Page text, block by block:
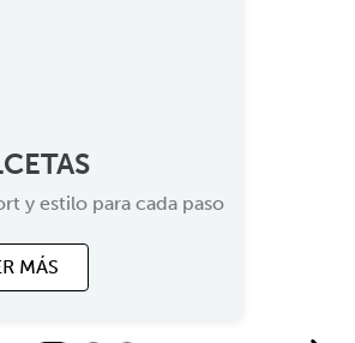
y estilo para cada paso
MÁS